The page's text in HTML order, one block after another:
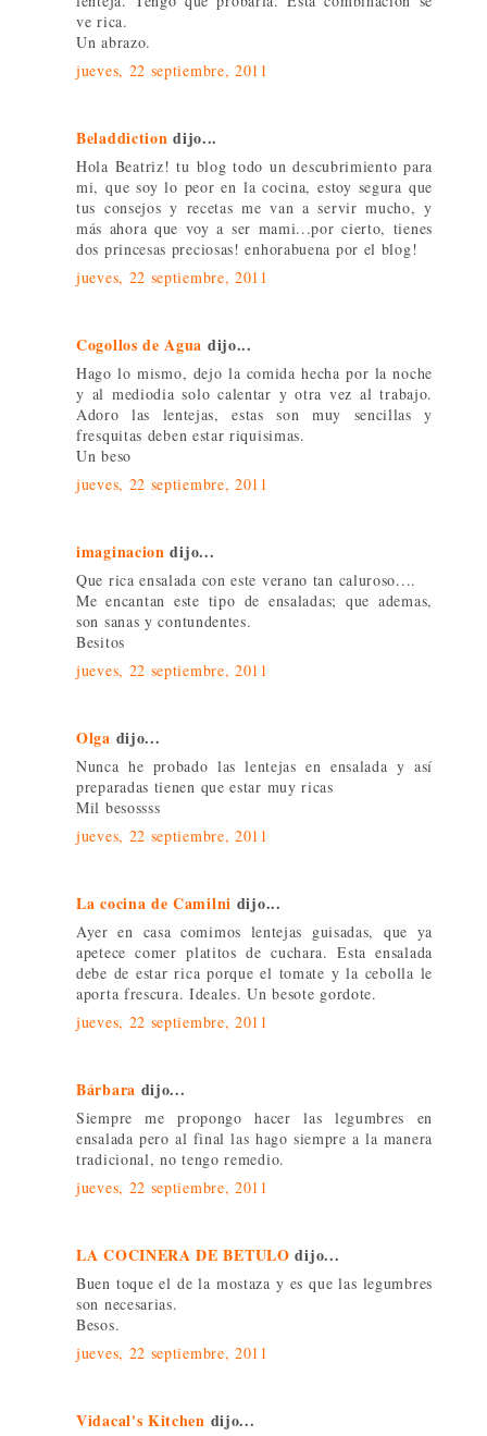
ve rica.
Un abrazo.
jueves, 22 septiembre, 2011
Beladdiction dijo...
Hola Beatriz! tu blog todo un descubrimiento para
mi, que soy lo peor en la cocina, estoy segura que
tus consejos y recetas me van a servir mucho, y
más ahora que voy a ser mami...por cierto, tienes
dos princesas preciosas! enhorabuena por el blog!
jueves, 22 septiembre, 2011
Cogollos de Agua dijo...
Hago lo mismo, dejo la comida hecha por la noche
y al mediodia solo calentar y otra vez al trabajo.
Adoro las lentejas, estas son muy sencillas y
fresquitas deben estar riquisimas.
Un beso
jueves, 22 septiembre, 2011
imaginacion dijo...
Que rica ensalada con este verano tan caluroso....
Me encantan este tipo de ensaladas; que ademas,
son sanas y contundentes.
Besitos
jueves, 22 septiembre, 2011
Olga dijo...
Nunca he probado las lentejas en ensalada y así
preparadas tienen que estar muy ricas
Mil besossss
jueves, 22 septiembre, 2011
La cocina de Camilni dijo...
Ayer en casa comimos lentejas guisadas, que ya
apetece comer platitos de cuchara. Esta ensalada
debe de estar rica porque el tomate y la cebolla le
aporta frescura. Ideales. Un besote gordote.
jueves, 22 septiembre, 2011
Bárbara dijo...
Siempre me propongo hacer las legumbres en
ensalada pero al final las hago siempre a la manera
tradicional, no tengo remedio.
jueves, 22 septiembre, 2011
LA COCINERA DE BETULO dijo...
Buen toque el de la mostaza y es que las legumbres
son necesarias.
Besos.
jueves, 22 septiembre, 2011
Vidacal's Kitchen dijo...